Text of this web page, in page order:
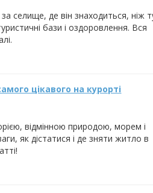
селище, де він знаходиться, ніж
бази і оздоровлення. Вся
цікавого на курорті
відмінною природою, морем і
як дістатися і де зняти житло в